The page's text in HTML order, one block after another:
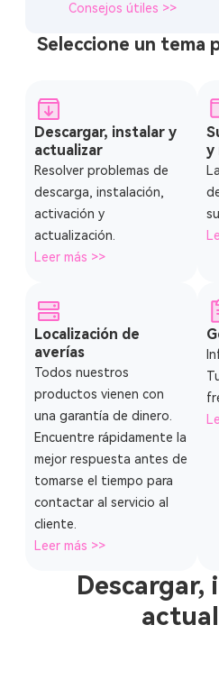
Consejos útiles >>
Seleccione un tema
Descargar, instalar y
actualizar
Resolver problemas de
descarga, instalación,
activación y
actualización.
Leer más >>
y
Localización de
averías
Todos nuestros
productos vienen con
una garantía de dinero.
Encuentre rápidamente la
mejor respuesta antes de
tomarse el tiempo para
contactar al servicio al
cliente.
Leer más >>